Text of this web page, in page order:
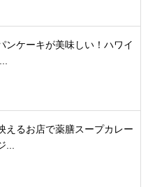
ンケーキが美味しい！ハワイ
えるお店で薬膳スープカレー
...